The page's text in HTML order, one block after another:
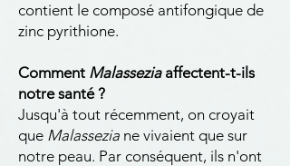
contient le composé antifongique de
zinc pyrithione.
Comment Malasseziaaffectent-t-ils
notre santé ?
Jusqu'à tout récemment, on croyait
que Malassezia ne vivaient que sur
notre peau. Par conséquent, ils n'ont